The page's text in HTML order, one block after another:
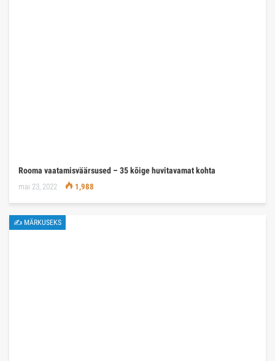
Rooma vaatamisväärsused – 35 kõige huvitavamat kohta
mai 23, 2022 1,988
✍ MÄRKUSEKS